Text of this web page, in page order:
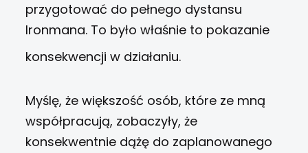
przygotować do pełnego dystansu
Ironmana. To było właśnie to pokazanie
konsekwencji w działaniu.
Myślę, że większość osób, które ze mną
współpracują, zobaczyły, że
konsekwentnie dążę do zaplanowanego